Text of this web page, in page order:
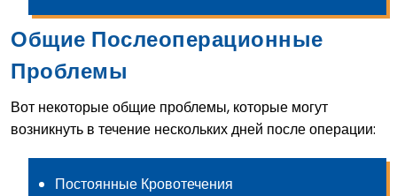
Общие Послеоперационные
Проблемы
Вот некоторые общие проблемы, которые могут
возникнуть в течение нескольких дней после операции:
Постоянные Кровотечения